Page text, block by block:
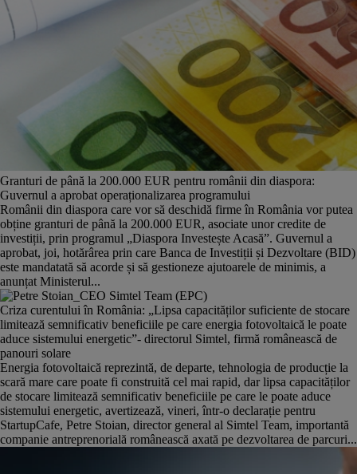
Granturi de până la 200.000 EUR pentru românii din diaspora:
Guvernul a aprobat operaționalizarea programului
Românii din diaspora care vor să deschidă firme în România vor putea
obține granturi de până la 200.000 EUR, asociate unor credite de
investiții, prin programul „Diaspora Investește Acasă”. Guvernul a
aprobat, joi, hotărârea prin care Banca de Investiții și Dezvoltare (BID)
este mandatată să acorde și să gestioneze ajutoarele de minimis, a
anunțat Ministerul...
Criza curentului în România: „Lipsa capacităților suficiente de stocare
limitează semnificativ beneficiile pe care energia fotovoltaică le poate
aduce sistemului energetic”- directorul Simtel, firmă românească de
panouri solare
Energia fotovoltaică reprezintă, de departe, tehnologia de producție la
scară mare care poate fi construită cel mai rapid, dar lipsa capacităților
de stocare limitează semnificativ beneficiile pe care le poate aduce
sistemului energetic, avertizează, vineri, într-o declarație pentru
StartupCafe, Petre Stoian, director general al Simtel Team, importantă
companie antreprenorială românească axată pe dezvoltarea de parcuri...